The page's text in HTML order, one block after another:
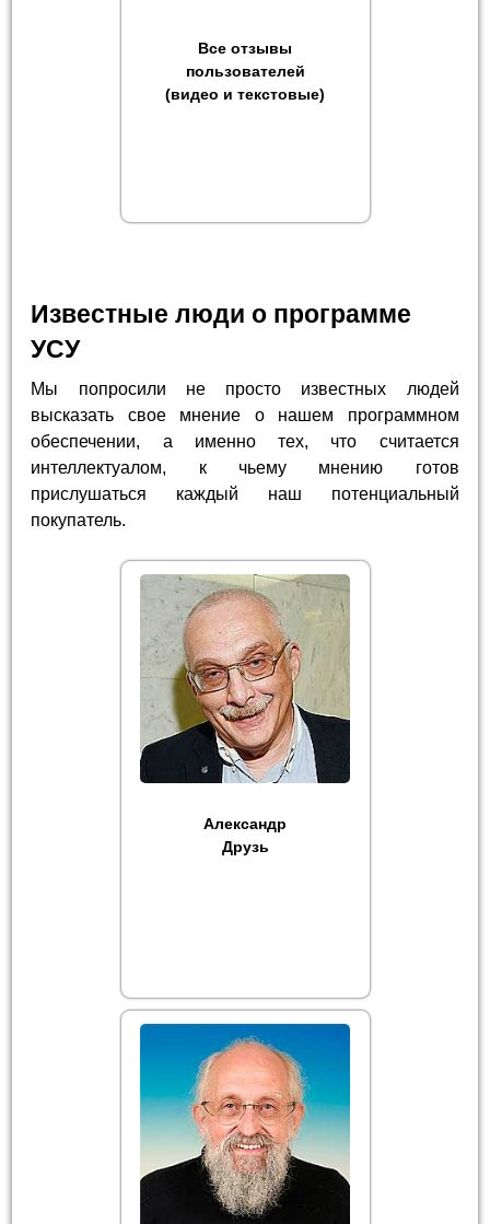
Все отзывы
пользователей
(видео и текстовые)
Известные люди о программе
УСУ
Мы попросили не просто известных людей
высказать свое мнение о нашем программном
обеспечении, а именно тех, что считается
интеллектуалом, к чьему мнению готов
прислушаться каждый наш потенциальный
покупатель.
Александр
Друзь